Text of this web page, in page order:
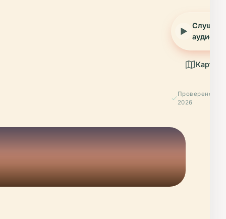
Слушать
аудиогид
Карта
Проверено
2026